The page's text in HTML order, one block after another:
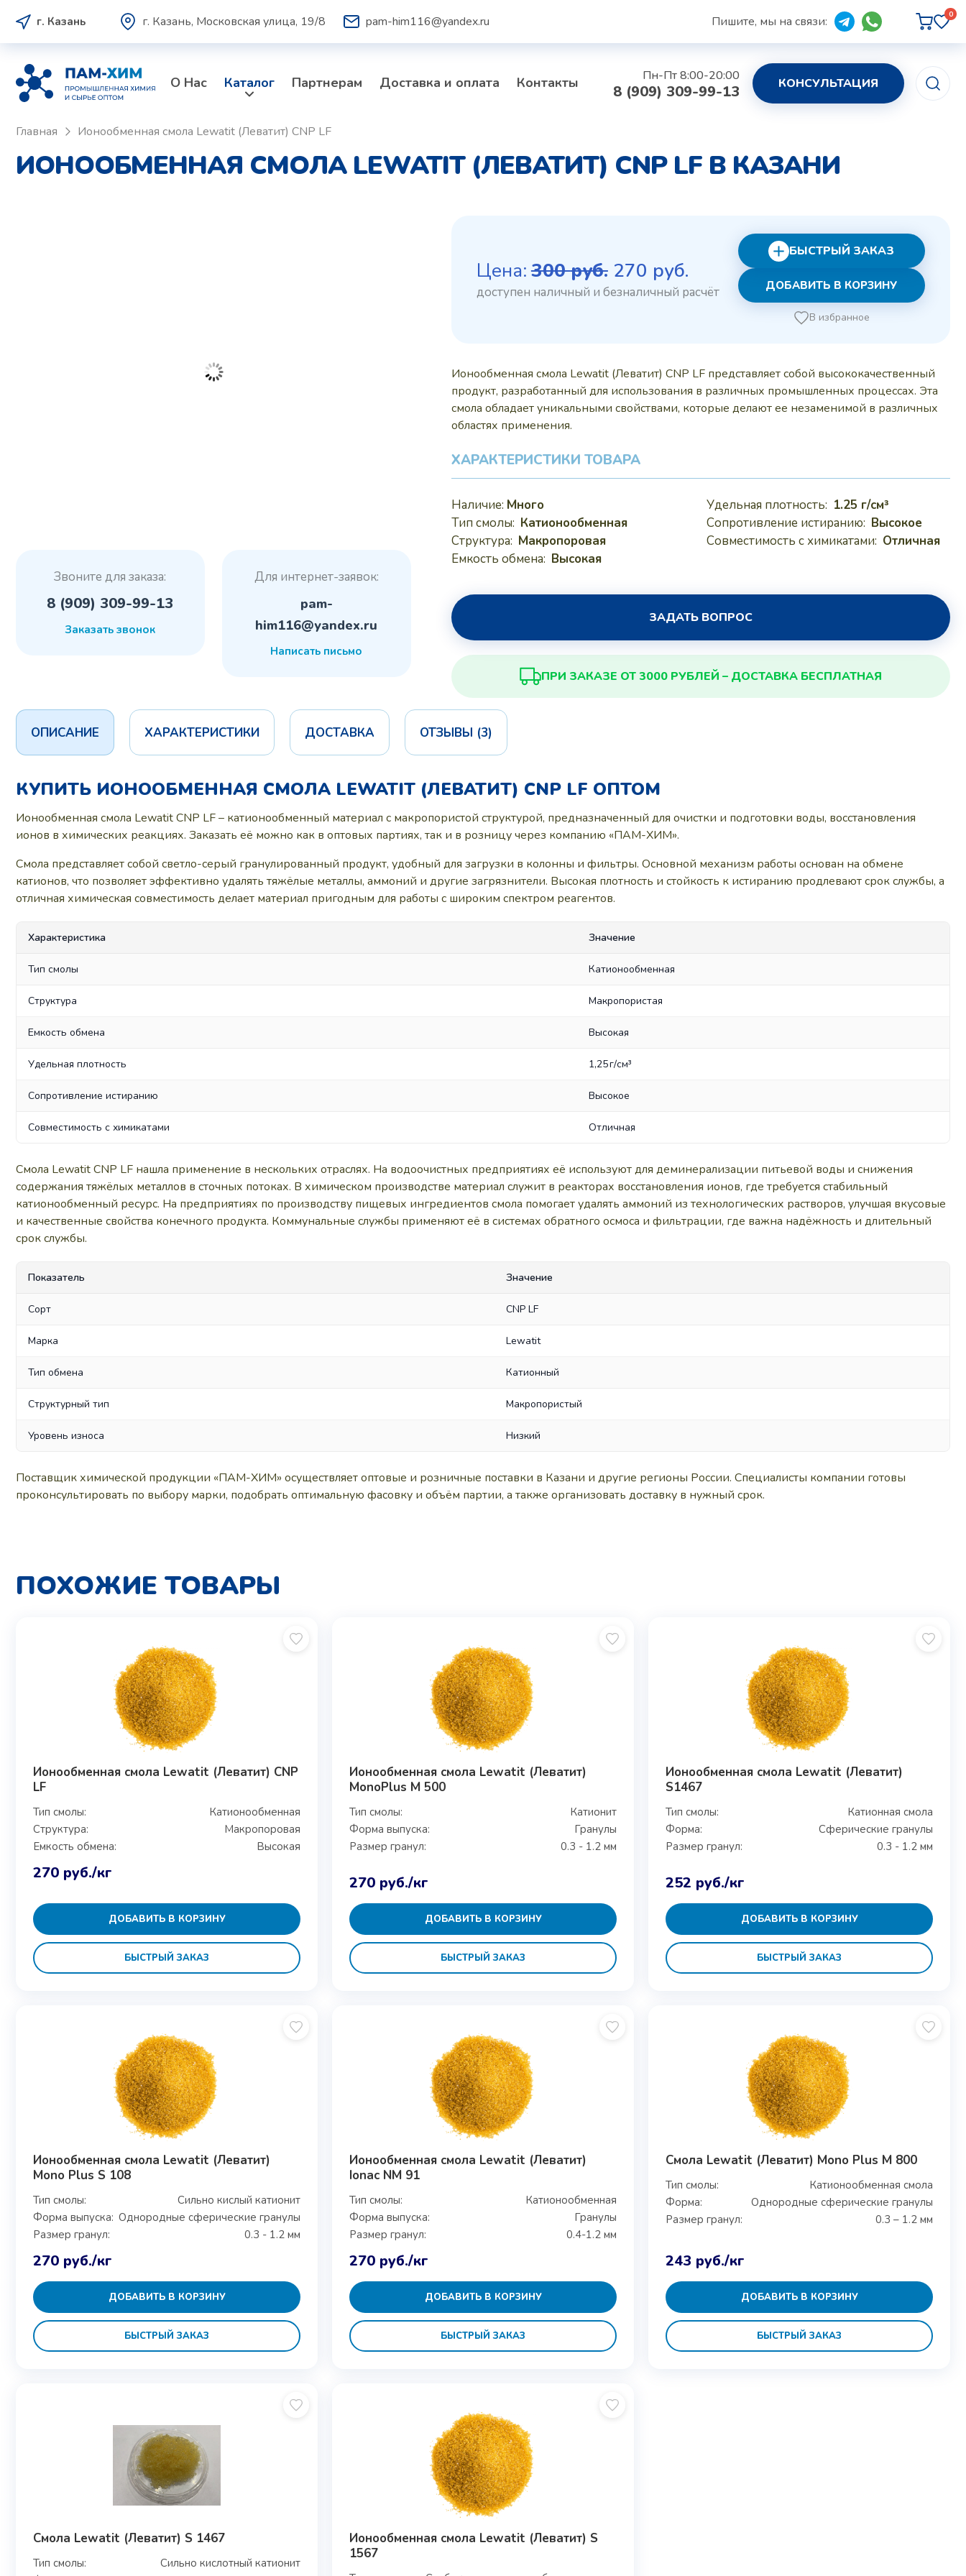
г. Казань г. Казань, Московская улица, 19/8 pam-him116@yandex.ru Пишите, мы на связи: 0
О Нас Каталог Партнерам Доставка и оплата Контакты Пн-Пт 8:00-20:00
8 (909) 309-99-13 КОНСУЛЬТАЦИЯ
Главная Ионообменная смола Lewatit (Леватит) CNP LF
ИОНООБМЕННАЯ СМОЛА LEWATIT (ЛЕВАТИТ) CNP LF В КАЗАНИ
Звоните для заказа:
8 (909) 309-99-13
Заказать звонок
Для интернет-заявок:
pam-
him116@yandex.ru
Написать письмо
Цена: 300руб. Первоначальная
цена
270 руб.Текущая
цена:
ДОБАВИТЬ В КОРЗИНУ
БЫСТРЫЙ ЗАКАЗ
В избранное
Ионообменная смола Lewatit (Леватит) CNP LF представляет собой высококачественный
продукт, разработанный для использования в различных промышленных процессах. Эта
смола обладает уникальными свойствами, которые делают ее незаменимой в различных
областях применения.
ХАРАКТЕРИСТИКИ ТОВАРА
Наличие: Много
Тип смолы: Катионообменная
Структура: Макропоровая
Емкость обмена: Высокая
Удельная плотность: 1.25 г/см³
Сопротивление истиранию: Высокое
Совместимость с химикатами: Отличная
ЗАДАТЬ ВОПРОС
ПРИ ЗАКАЗЕ ОТ 3000 РУБЛЕЙ – ДОСТАВКА БЕСПЛАТНАЯ
ОПИСАНИЕ ХАРАКТЕРИСТИКИ ДОСТАВКА ОТЗЫВЫ (3)
КУПИТЬ ИОНООБМЕННАЯ СМОЛА LEWATIT (ЛЕВАТИТ) CNP LF ОПТОМ
Ионообменная смола Lewatit CNP LF – катионообменный материал с макропористой структурой, предназначенный для очистки и подготовки воды, восстановления
ионов в химических реакциях. Заказать её можно как в оптовых партиях, так и в розницу через компанию «ПАМ-ХИМ».
Смола представляет собой светло-серый гранулированный продукт, удобный для загрузки в колонны и фильтры. Основной механизм работы основан на обмене
катионов, что позволяет эффективно удалять тяжёлые металлы, аммоний и другие загрязнители. Высокая плотность и стойкость к истиранию продлевают срок службы, а
отличная химическая совместимость делает материал пригодным для работы с широким спектром реагентов.
Характеристика Значение
Тип смолы Катионообменная
Структура Макропористая
Емкость обмена Высокая
Удельная плотность 1,25 г/см³
Сопротивление истиранию Высокое
Совместимость с химикатами Отличная
Смола Lewatit CNP LF нашла применение в нескольких отраслях. На водоочистных предприятиях её используют для деминерализации питьевой воды и снижения
содержания тяжёлых металлов в сточных потоках. В химическом производстве материал служит в реакторах восстановления ионов, где требуется стабильный
катионообменный ресурс. На предприятиях по производству пищевых ингредиентов смола помогает удалять аммоний из технологических растворов, улучшая вкусовые
и качественные свойства конечного продукта. Коммунальные службы применяют её в системах обратного осмоса и фильтрации, где важна надёжность и длительный
срок службы.
Показатель Значение
Сорт CNP LF
Марка Lewatit
Тип обмена Катионный
Структурный тип Макропористый
Уровень износа Низкий
Поставщик химической продукции «ПАМ-ХИМ» осуществляет оптовые и розничные поставки в Казани и другие регионы России. Специалисты компании готовы
проконсультировать по выбору марки, подобрать оптимальную фасовку и объём партии, а также организовать доставку в нужный срок.
ПОХОЖИЕ ТОВАРЫ
Ионообменная смола Lewatit (Леватит) CNP
LF
Тип смолы:
Катионообменная
Структура:
Макропоровая
Емкость обмена:
Высокая
270 руб./кг
ДОБАВИТЬ В КОРЗИНУ
БЫСТРЫЙ ЗАКАЗ
Ионообменная смола Lewatit (Леватит)
MonoPlus M 500
Тип смолы:
Катионит
Форма выпуска:
Гранулы
Размер гранул:
0.3 - 1.2 мм
270 руб./кг
ДОБАВИТЬ В КОРЗИНУ
БЫСТРЫЙ ЗАКАЗ
Ионообменная смола Lewatit (Леватит)
S1467
Тип смолы:
Катионная смола
Форма:
Сферические гранулы
Размер гранул:
0.3 - 1.2 мм
252 руб./кг
ДОБАВИТЬ В КОРЗИНУ
БЫСТРЫЙ ЗАКАЗ
Ионообменная смола Lewatit (Леватит)
Mono Plus S 108
Тип смолы:
Сильно кислый катионит
Форма выпуска: Однородные сферические гранулы
Размер гранул:
0.3 - 1.2 мм
270 руб./кг
ДОБАВИТЬ В КОРЗИНУ
БЫСТРЫЙ ЗАКАЗ
Ионообменная смола Lewatit (Леватит)
Ionac NM 91
Тип смолы:
Катионообменная
Форма выпуска:
Гранулы
Размер гранул:
0.4-1.2 мм
270 руб./кг
ДОБАВИТЬ В КОРЗИНУ
БЫСТРЫЙ ЗАКАЗ
Смола Lewatit (Леватит) Mono Plus M 800
Тип смолы:
Катионообменная смола
Форма:
Однородные сферические гранулы
Размер гранул:
0.3 – 1.2 мм
243 руб./кг
ДОБАВИТЬ В КОРЗИНУ
БЫСТРЫЙ ЗАКАЗ
Смола Lewatit (Леватит) S 1467
Тип смолы:
Сильно кислотный катионит
Ионообменная смола Lewatit (Леватит) S
1567